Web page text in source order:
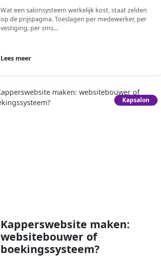
Wat een salonsysteem werkelijk kost, staat zelden
op de prijspagina. Toeslagen per medewerker, per
vestiging, per sms...
Lees meer
Kapsalon
Kapperswebsite maken:
websitebouwer of
boekingssysteem?